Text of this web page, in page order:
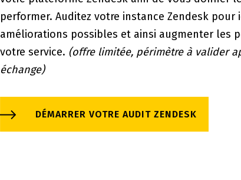
performer. Auditez votre instance Zendesk pour
améliorations possibles et ainsi augmenter les
votre service. (offre limitée, périmètre à valider
échange)
DÉMARRER VOTRE AUDIT ZENDESK